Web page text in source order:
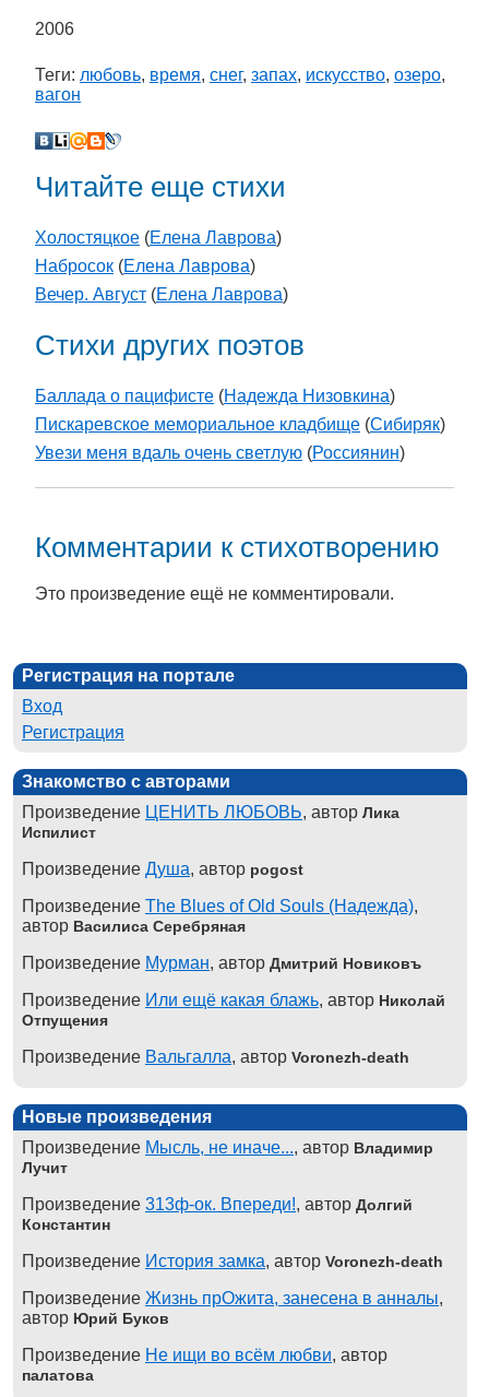
2006
Теги: любовь, время, снег, запах, искусство, озеро,
вагон
Читайте еще стихи
Холостяцкое (Елена Лаврова)
Набросок (Елена Лаврова)
Вечер. Август (Елена Лаврова)
Стихи других поэтов
Баллада о пацифисте (Надежда Низовкина)
Пискаревское мемориальное кладбище (Cибиряк)
Увези меня вдаль очень светлую (Россиянин)
Комментарии к стихотворению
Это произведение ещё не комментировали.
Регистрация на портале
Вход
Регистрация
Знакомство с авторами
Произведение ЦЕНИТЬ ЛЮБОВЬ, автор Лика
Испилист
Произведение Душа, автор pogost
Произведение The Blues of Old Souls (Надежда),
автор Василиса Серебряная
Произведение Мурман, автор Дмитрий Новиковъ
Произведение Или ещё какая блажь, автор Николай
Отпущения
Произведение Вальгалла, автор Voronezh-death
Новые произведения
Произведение Мысль, не иначе..., автор Владимир
Лучит
Произведение 313ф-ок. Впереди!, автор Долгий
Константин
Произведение История замка, автор Voronezh-death
Произведение Жизнь прОжита, занесена в анналы,
автор Юрий Буков
Произведение Не ищи во всём любви, автор
палатова